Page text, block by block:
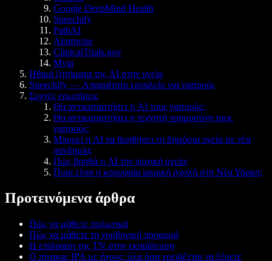
Google DeepMind Health
Speechify
PathAI
Atomwise
ClinicalTrials.gov
Myia
Ηθικά ζητήματα της AI στην υγεία
Speechify — Απαραίτητο εργαλείο για γιατρούς
Συχνές ερωτήσεις
Θα αντικαταστήσει η AI τους γιατρούς;
Θα αντικαταστήσει η τεχνητή νοημοσύνη τους
γιατρούς;
Μπορεί η AI να βοηθήσει τη δημόσια υγεία σε νέα
πανδημία;
Πώς βοηθά η AI την ψυχική υγεία;
Ποια είναι η κορυφαία ιατρική σχολή στη Νέα Υόρκη;
Προτεινόμενα άρθρα
Πώς να μάθετε πολωνικά
Πώς να μάθετε τη νορβηγική προφορά
Η επίδραση της ΤΝ στην εκπαίδευση
Ο πίνακας IPA με ήχους: όλα όσα χρειάζεται να ξέρετε